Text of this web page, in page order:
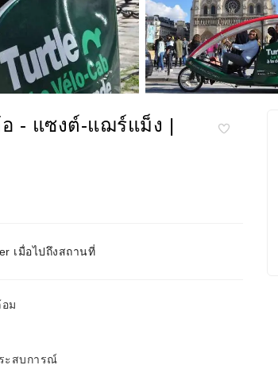
- แซงต์-แฌร์แม็ง |
เมื่อไปถึงสถานที่
ม
ะสบการณ์